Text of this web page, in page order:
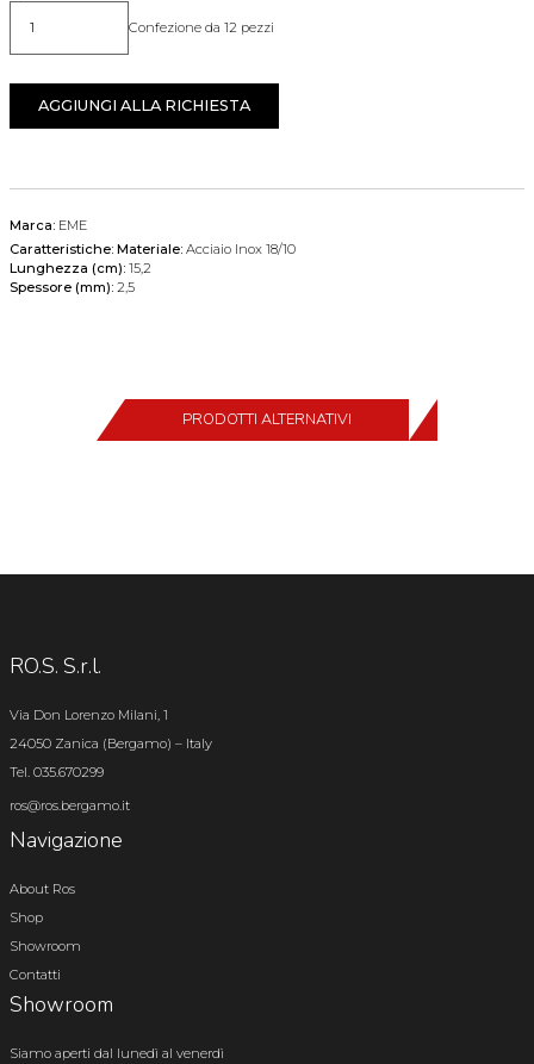
Quantità Confezione da 12 pezzi
AGGIUNGI ALLA RICHIESTA
Marca: EME
Caratteristiche: Materiale: Acciaio Inox 18/10
Lunghezza (cm): 15,2
Spessore (mm): 2,5
PRODOTTI ALTERNATIVI
RO.S. S.r.l.
Via Don Lorenzo Milani, 1
24050 Zanica (Bergamo) – Italy
Tel. 035.670299
ros@ros.bergamo.it
Navigazione
About Ros
Shop
Showroom
Contatti
Showroom
Siamo aperti dal lunedì al venerdì